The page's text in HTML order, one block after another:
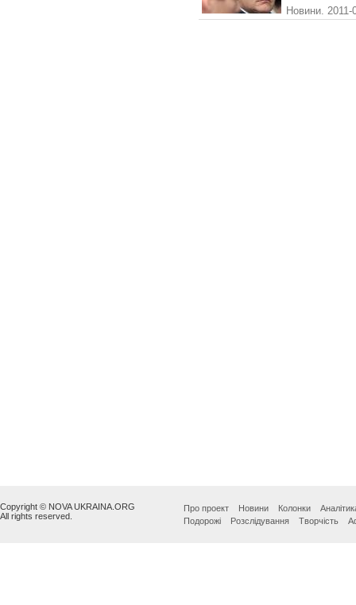
Новини.
Copyright © NOVA UKRAINA.ORG
All rights reserved.
Про проект Новини Колонки
Подорожі
Розслідування Творчість